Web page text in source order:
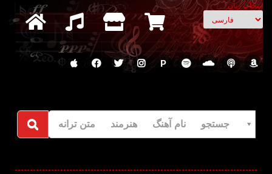
انتخاب زبان
P
جستجو نام آهنگ هنرمند متن ترانه